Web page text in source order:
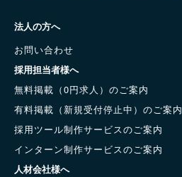
法人の方へ
お問い合わせ
採用担当者様へ
無料掲載（0円求人）のご案内
有料掲載（新規受付停止中）のご案内
採用ツール制作サービスのご案内
インターン制作サービスのご案内
人材会社様へ